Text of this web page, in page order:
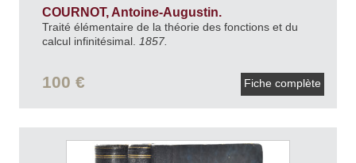
COURNOT, Antoine-Augustin.
Traité élémentaire de la théorie des fonctions et du
calcul infinitésimal. 1857.
100 € Fiche complète